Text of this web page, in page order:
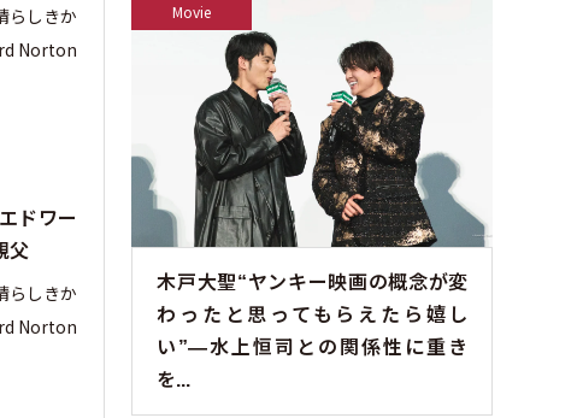
らしきか
Norton
ドワー
父
らしきか
Norton
Movie
木戸大聖“ヤンキー映画の概念が変
わったと思ってもらえたら嬉し
い”—水上恒司との関係性に重き
を...